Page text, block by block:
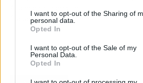
I want to opt-out of the Sharing of
personal data.
Opted In
I want to opt-out of the Sale of my
Personal Data.
Opted In
“bacanal de corrupción”